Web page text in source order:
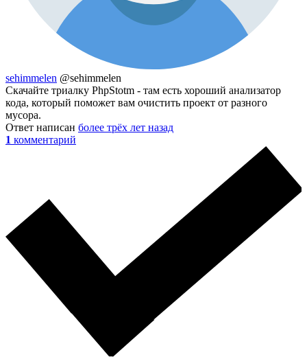
sehimmelen @sehimmelen
Скачайте триалку PhpStotm - там есть хороший анализатор
кода, который поможет вам очистить проект от разного
мусора.
Ответ написан более трёх лет назад
1 комментарий